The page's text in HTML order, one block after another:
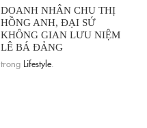
DOANH NHÂN CHU THỊ
HỒNG ANH, ĐẠI SỨ
KHÔNG GIAN LƯU NIỆM
LÊ BÁ ĐẢNG
trong Lifestyle